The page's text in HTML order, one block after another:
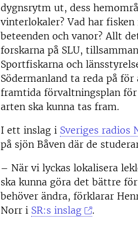
dygnsrytm ut, dess
vinterlokaler? Vad har fisken
beteenden och vanor? Allt
forskarna på SLU,
Sportfiskarna och
Södermanland ta reda på
framtida förvaltningsplan
arten ska kunna tas fram.
I ett inslag i Sveriges radios
på sjön Båven där de
– När vi lyckas lokalisera
ska kunna göra det bättre
behöver ändra, förklarar
Norr i SR:s inslag .